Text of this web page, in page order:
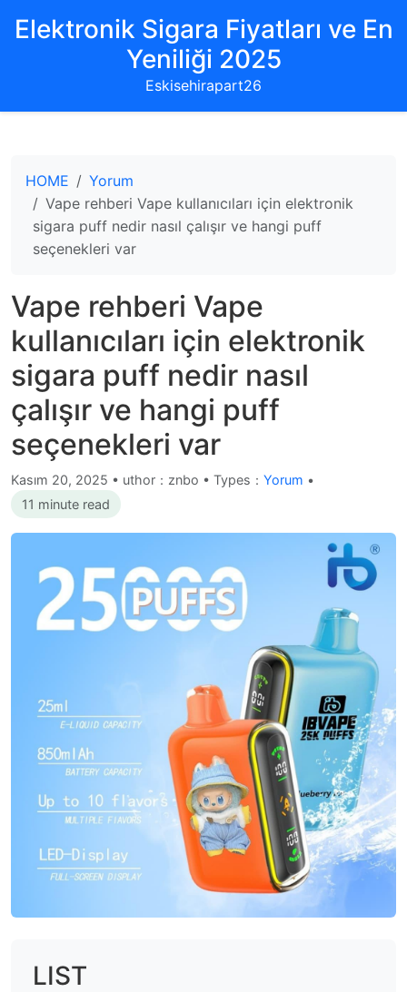
Elektronik Sigara Fiyatları ve En
Yeniliği 2025
Eskisehirapart26
HOME
Yorum
Vape rehberi Vape kullanıcıları için elektronik
sigara puff nedir nasıl çalışır ve hangi puff
seçenekleri var
Vape rehberi Vape
kullanıcıları için elektronik
sigara puff nedir nasıl
çalışır ve hangi puff
seçenekleri var
Kasım 20, 2025 • uthor：znbo • Types： Yorum •
11 minute read
LIST